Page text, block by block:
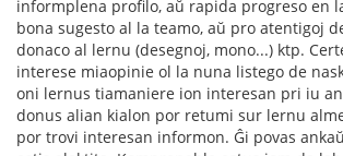
informplena profilo, aŭ rapida progreso en
bona sugesto al la teamo, aŭ pro atentigoj
donaco al lernu (desegnoj, mono...) ktp.
interese miaopinie ol la nuna listego de
oni lernus tiamaniere ion interesan pri iu
donus alian kialon por retumi sur lernu
por trovi interesan informon. Ĝi povas